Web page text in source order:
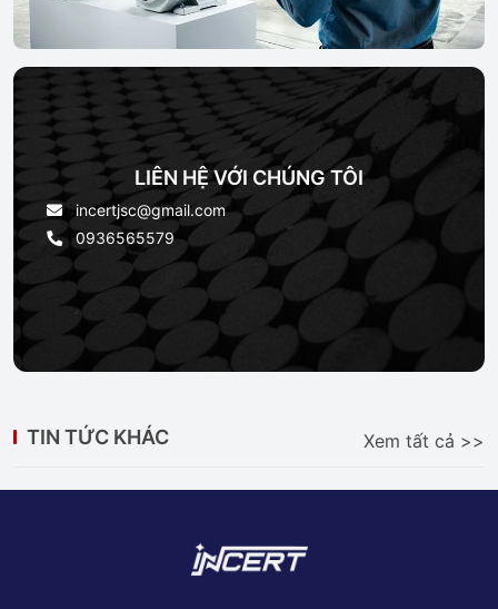
LIÊN HỆ VỚI CHÚNG TÔI
incertjsc@gmail.com
0936565579
TIN TỨC KHÁC Xem tất cả >>